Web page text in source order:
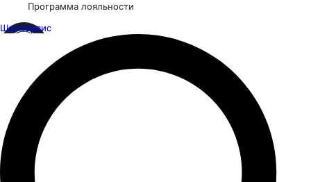
Программа лояльности
Шинсервис